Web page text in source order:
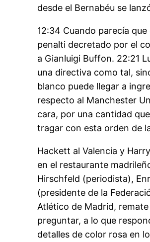
desde el Bernabéu se
12:34 Cuando parecía
penalti decretado por el
a Gianluigi Buffon. 22:21
una directiva como tal,
blanco puede llegar a
respecto al Manchester
cara, por una cantidad
tragar con esta orden de
Hackett al Valencia y
en el restaurante
Hirschfeld (periodista),
(presidente de la
Atlético de Madrid,
preguntar, a lo que
detalles de color rosa en